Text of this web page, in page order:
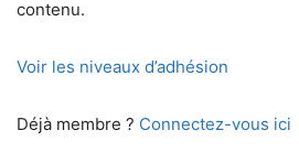
contenu.
Voir les niveaux d’adhésion
Déjà membre ? Connectez-vous ici